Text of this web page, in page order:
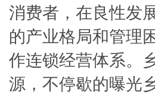
消费者，在良性发
的产业格局和管理
作连锁经营体系。
源，不停歇的曝光